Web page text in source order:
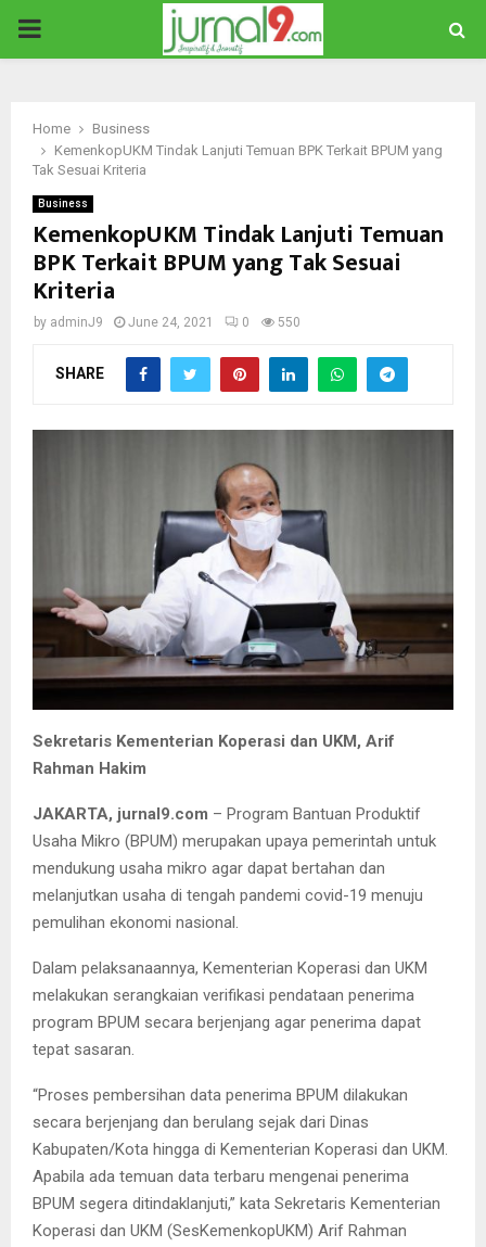
PRIMARY
Home
Business
KemenkopUKM Tindak Lanjuti Temuan BPK Terkait BPUM yang
Tak Sesuai Kriteria
Business
KemenkopUKM Tindak Lanjuti Temuan
BPK Terkait BPUM yang Tak Sesuai
Kriteria
by adminJ9 June 24, 2021 0 550
SHARE
Sekretaris Kementerian Koperasi dan UKM, Arif
Rahman Hakim
JAKARTA, jurnal9.com – Program Bantuan Produktif
Usaha Mikro (BPUM) merupakan upaya pemerintah untuk
mendukung usaha mikro agar dapat bertahan dan
melanjutkan usaha di tengah pandemi covid-19 menuju
pemulihan ekonomi nasional.
Dalam pelaksanaannya, Kementerian Koperasi dan UKM
melakukan serangkaian verifikasi pendataan penerima
program BPUM secara berjenjang agar penerima dapat
tepat sasaran.
“Proses pembersihan data penerima BPUM dilakukan
secara berjenjang dan berulang sejak dari Dinas
Kabupaten/Kota hingga di Kementerian Koperasi dan UKM.
Apabila ada temuan data terbaru mengenai penerima
BPUM segera ditindaklanjuti,” kata Sekretaris Kementerian
Koperasi dan UKM (SesKemenkopUKM) Arif Rahman